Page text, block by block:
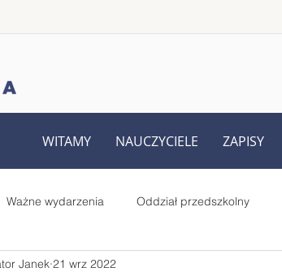
WITAMY NAUCZYCIELE ZAPISY
Ważne wydarzenia Oddział przedszkolny
Rada Rodziców
Janek 21 wrz 2022